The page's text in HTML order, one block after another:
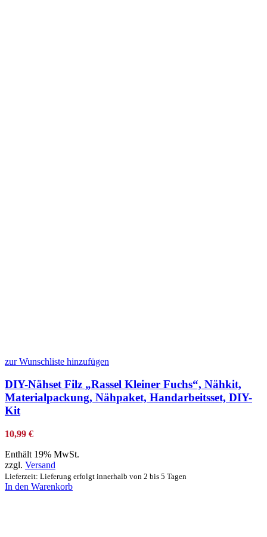
zur Wunschliste hinzufügen
DIY-Nähset Filz „Rassel Kleiner Fuchs“, Nähkit,
Materialpackung, Nähpaket, Handarbeitsset, DIY-
Kit
10,99 €
Enthält 19% MwSt.
zzgl. Versand
Lieferzeit: Lieferung erfolgt innerhalb von 2 bis 5 Tagen
In den Warenkorb